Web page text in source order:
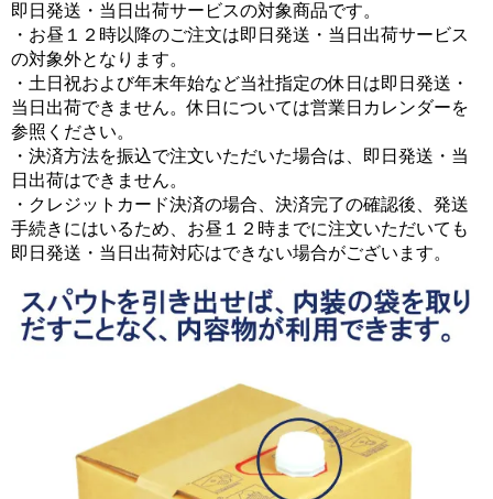
即日発送・当日出荷サービスの対象商品です。
・お昼１２時以降のご注文は即日発送・当日出荷サービス
の対象外となります。
・土日祝および年末年始など当社指定の休日は即日発送・
当日出荷できません。休日については営業日カレンダーを
参照ください。
・決済方法を振込で注文いただいた場合は、即日発送・当
日出荷はできません。
・クレジットカード決済の場合、決済完了の確認後、発送
手続きにはいるため、お昼１２時までに注文いただいても
即日発送・当日出荷対応はできない場合がございます。